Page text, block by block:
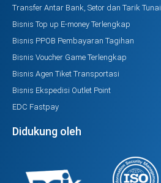
Transfer Antar Bank, Setor dan Tarik Tunai
Bisnis Top up E-money Terlengkap
Bisnis PPOB Pembayaran Tagihan
Bisnis Voucher Game Terlengkap
Bisnis Agen Tiket Transportasi
Bisnis Ekspedisi Outlet Point
EDC Fastpay
Didukung oleh